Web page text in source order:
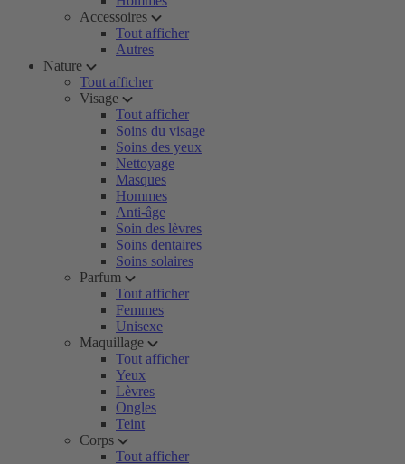
Accessoires
Tout afficher
Autres
Nature
Tout afficher
Visage
Tout afficher
Soins du visage
Soins des yeux
Nettoyage
Masques
Hommes
Anti-âge
Soin des lèvres
Soins dentaires
Soins solaires
Parfum
Tout afficher
Femmes
Unisexe
Maquillage
Tout afficher
Yeux
Lèvres
Ongles
Teint
Corps
Tout afficher